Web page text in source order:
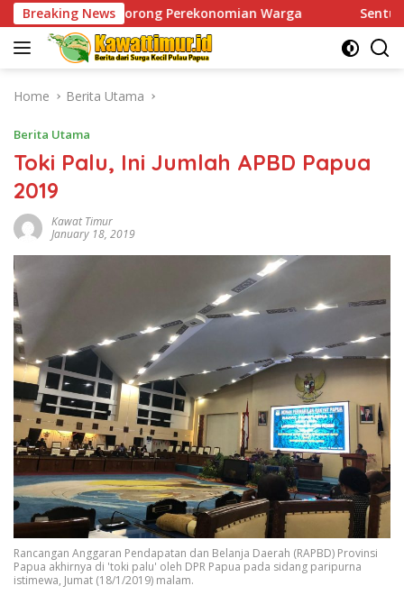
Skip
to
content
Breaking News
Dorong Perekonomian Warga Sentuhan Humanis di
Home Berita Utama
Berita Utama
Toki Palu, Ini Jumlah APBD Papua
2019
Kawat Timur
January 18, 2019
Rancangan Anggaran Pendapatan dan Belanja Daerah (RAPBD) Provinsi
Papua akhirnya di 'toki palu' oleh DPR Papua pada sidang paripurna
istimewa, Jumat (18/1/2019) malam.